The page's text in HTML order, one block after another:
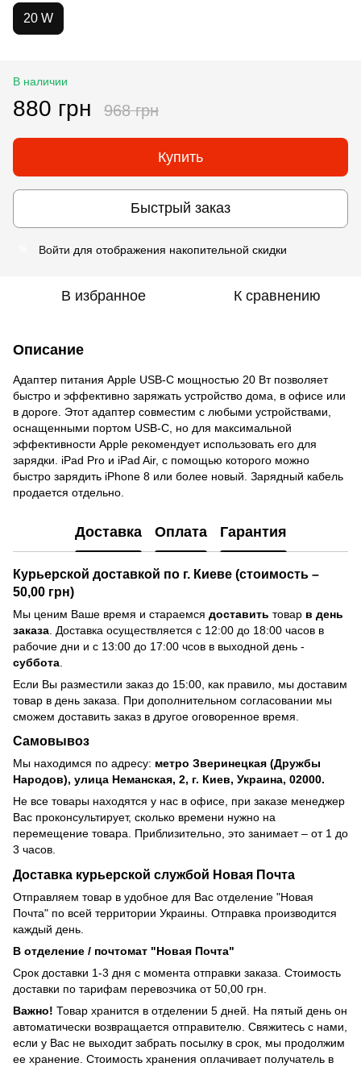
20 W
В наличии
880 грн 968 грн
Купить
Быстрый заказ
Войти для отображения накопительной скидки
В избранное К сравнению
Описание
Адаптер питания Apple USB-C мощностью 20 Вт позволяет
быстро и эффективно заряжать устройство дома, в офисе или
в дороге. Этот адаптер совместим с любыми устройствами,
оснащенными портом USB-C, но для максимальной
эффективности Apple рекомендует использовать его для
зарядки. iPad Pro и iPad Air, с помощью которого можно
быстро зарядить iPhone 8 или более новый. Зарядный кабель
продается отдельно.
Доставка Оплата Гарантия
Курьерской доставкой по г. Киеве (стоимость –
50,00 грн)
Мы ценим Ваше время и стараемся доставить товар в день
заказа . Доставка осуществляется с 12:00 до 18:00 часов в
рабочие дни и с 13:00 до 17:00 чсов в выходной день -
суббота
Если Вы разместили заказ до 15:00, как правило, мы доставим
товар в день заказа. При дополнительном согласовании мы
сможем доставить заказ в другое оговоренное время.
Самовывоз
Мы находимся по адресу: метро Зверинецкая (Дружбы
Народов), улица Неманская, 2, г. Киев, Украина, 02000.
Не все товары находятся у нас в офисе, при заказе менеджер
Вас проконсультирует, сколько времени нужно на
перемещение товара. Приблизительно, это занимает – от 1 до
3 часов.
Доставка курьерской службой Новая Почта
Отправляем товар в удобное для Вас отделение "Новая
Почта" по всей территории Украины. Отправка производится
каждый день.
В отделение / почтомат "Новая Почта"
Срок доставки 1-3 дня с момента отправки заказа. Стоимость
доставки по тарифам перевозчика от 50,00 грн.
Важно! Товар хранится в отделении 5 дней. На пятый день он
автоматически возвращается отправителю. Свяжитесь с нами,
если у Вас не выходит забрать посылку в срок, мы продолжим
ее хранение. Стоимость хранения оплачивает получатель в